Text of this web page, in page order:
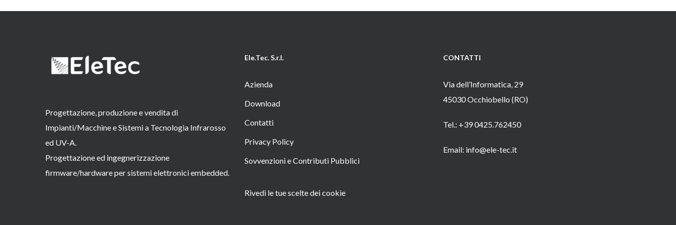
Progettazione, produzione e vendita di
Impianti/Macchine e Sistemi a Tecnologia Infrarosso
ed UV-A.
Progettazione ed ingegnerizzazione
firmware/hardware per sistemi elettronici embedded.
Ele.Tec. S.r.l.
Azienda
Download
Contatti
Privacy Policy
Sovvenzioni e Contributi Pubblici
Rivedi le tue scelte dei cookie
CONTATTI
Via dell’Informatica, 29
45030 Occhiobello (RO)
Tel.: +39 0425.762450
Email: info@ele-tec.it